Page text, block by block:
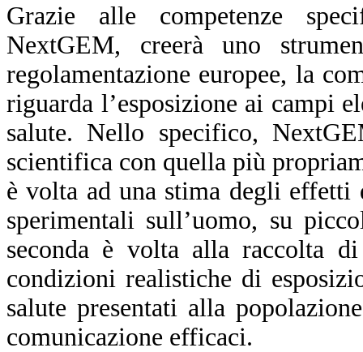
Grazie alle competenze
NextGEM, creerà uno
regolamentazione europee, la
riguarda l’esposizione ai campi
salute. Nello specifico,
scientifica con quella più
è volta ad una stima degli effetti
sperimentali sull’uomo, su
seconda è volta alla raccolta
condizioni realistiche di
salute presentati alla
comunicazione efficaci.